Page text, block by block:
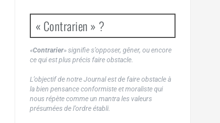
« Contrarien » ?
«Contrarier» signifie s’opposer, gêner, ou encore
ce qui est plus précis faire obstacle.
L’objectif de notre Journal est de faire obstacle à
la bien pensance conformiste et moraliste qui
nous répète comme un mantra les valeurs
présumées de l’ordre établi.